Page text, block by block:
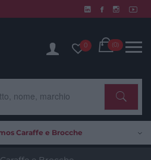
0 Cart
(0)
Caraffe e Brocche